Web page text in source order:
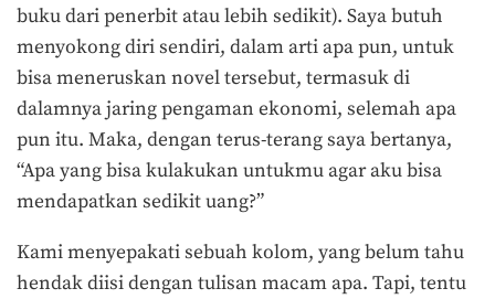
buku dari penerbit atau lebih sedikit). Saya butuh
menyokong diri sendiri, dalam arti apa pun, untuk
bisa meneruskan novel tersebut, termasuk di
dalamnya jaring pengaman ekonomi, selemah apa
pun itu. Maka, dengan terus-terang saya bertanya,
“Apa yang bisa kulakukan untukmu agar aku bisa
mendapatkan sedikit uang?”
Kami menyepakati sebuah kolom, yang belum tahu
hendak diisi dengan tulisan macam apa. Tapi, tentu